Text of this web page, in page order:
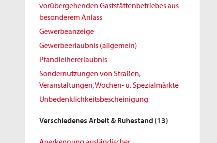
vorübergehenden Gaststättenbetriebes aus
besonderem Anlass
Gewerbeanzeige
Gewerbeerlaubnis (allgemein)
Pfandleihererlaubnis
Sondernutzungen von Straßen,
Veranstaltungen, Wochen- u. Spezialmärkte
Unbedenklichkeitsbescheinigung
Verschiedenes Arbeit & Ruhestand (13)